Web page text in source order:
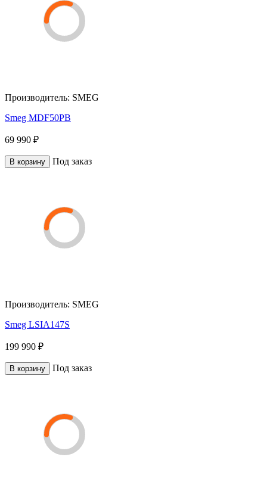
Производитель: SMEG
Smeg MDF50PB
69 990 ₽
В корзину Под заказ
Производитель: SMEG
Smeg LSIA147S
199 990 ₽
В корзину Под заказ